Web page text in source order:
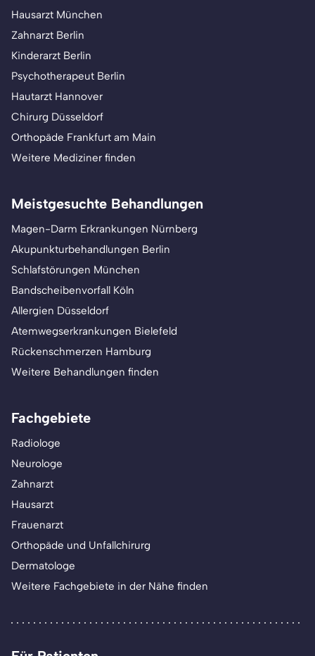
Hausarzt München
Zahnarzt Berlin
Kinderarzt Berlin
Psychotherapeut Berlin
Hautarzt Hannover
Chirurg Düsseldorf
Orthopäde Frankfurt am Main
Weitere Mediziner finden
Meistgesuchte Behandlungen
Magen-Darm Erkrankungen Nürnberg
Akupunkturbehandlungen Berlin
Schlafstörungen München
Bandscheibenvorfall Köln
Allergien Düsseldorf
Atemwegserkrankungen Bielefeld
Rückenschmerzen Hamburg
Weitere Behandlungen finden
Fachgebiete
Radiologe
Neurologe
Zahnarzt
Hausarzt
Frauenarzt
Orthopäde und Unfallchirurg
Dermatologe
Weitere Fachgebiete in der Nähe finden